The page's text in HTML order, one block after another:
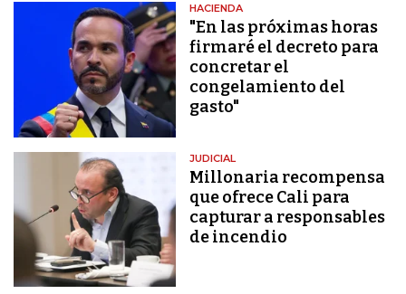
HACIENDA
"En las próximas horas
firmaré el decreto para
concretar el
congelamiento del
gasto"
JUDICIAL
Millonaria recompensa
que ofrece Cali para
capturar a responsables
de incendio